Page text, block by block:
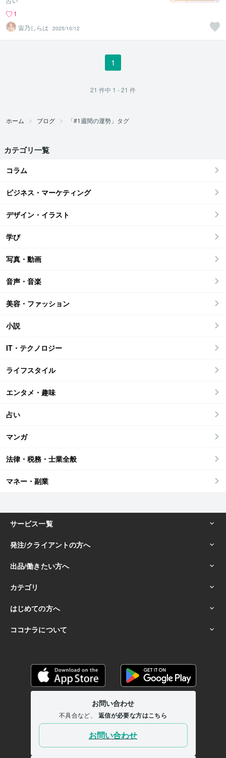
1
宙乃しらは
2025/10/12
1
21 件中 1 - 21 件
ホーム ブログ 「#1週間の運勢」タグ
カテゴリ一覧
コラム
ビジネス・マーケティング
デザイン・イラスト
学び
写真・動画
音声・音楽
美容・ファッション
小説
IT・テクノロジー
ライフスタイル
エンタメ・趣味
占い
マンガ
法律・税務・士業全般
マネー・副業